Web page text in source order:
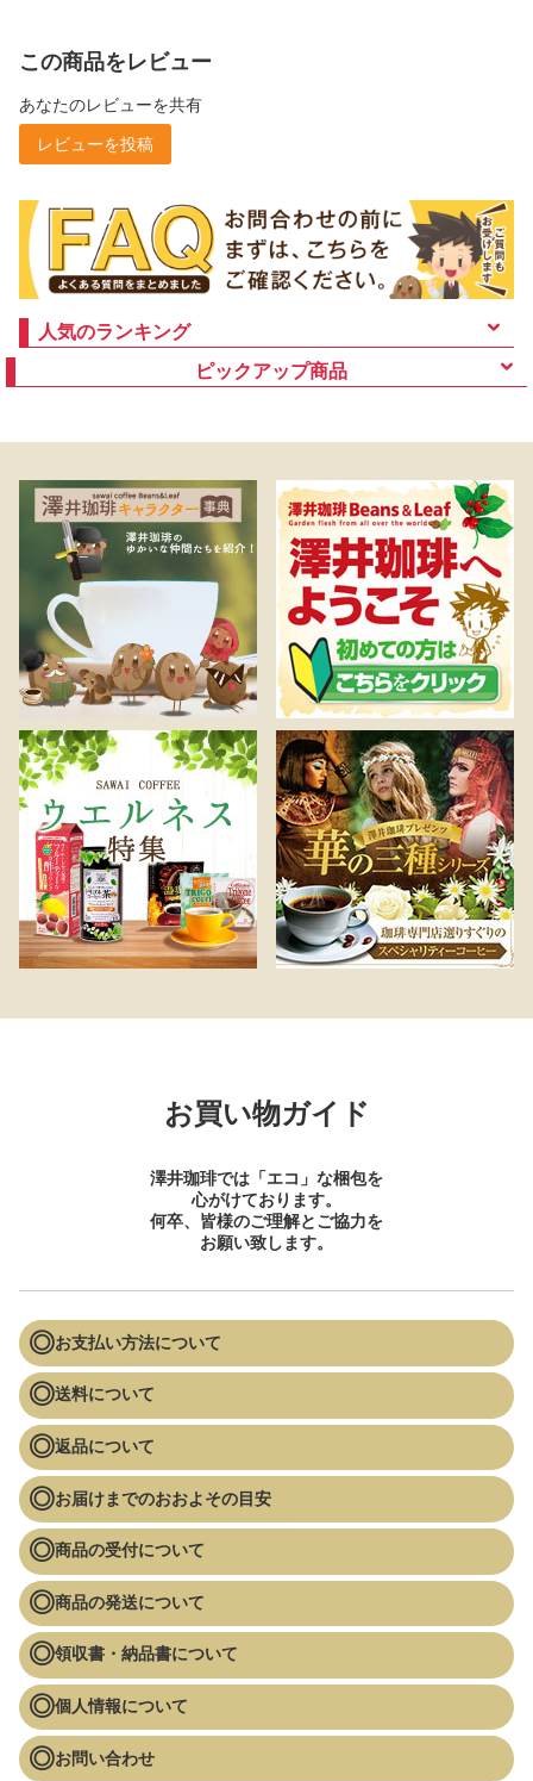
この商品をレビュー
あなたのレビューを共有
レビューを投稿
人気のランキング
ピックアップ商品
お買い物ガイド
澤井珈琲では「エコ」な梱包を
心がけております。
何卒、皆様のご理解とご協力を
お願い致します。
お支払い方法について
送料について
返品について
お届けまでのおおよその目安
商品の受付について
商品の発送について
領収書・納品書について
個人情報について
お問い合わせ